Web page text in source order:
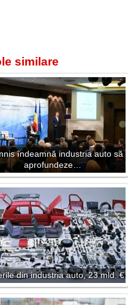
similare
îndeamnă industria auto să
aprofundeze…
din industria auto, 23 mld. €